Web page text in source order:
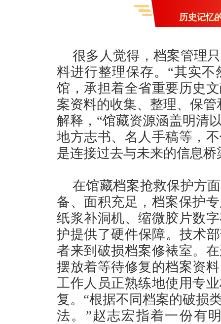
历史记忆
很多人觉得，档案管理
料进行整理保存。“其实
馆，承担着全省重要历史
案资料的收集、整理、保
解释，“馆藏资源涵盖明清
地方志书、名人手稿等，
是连接过去与未来的信息桥
在馆藏档案抢救保护方
备、面积充足，档案保护
纸浆补洞机、缩微胶片数
护提供了硬件保障。技术
者来到破损档案修裱室。
摆放着等待修复的档案资
工作人员正熟练地使用专
复。“根据不同档案的破损
法。”赵志宏指着一份有